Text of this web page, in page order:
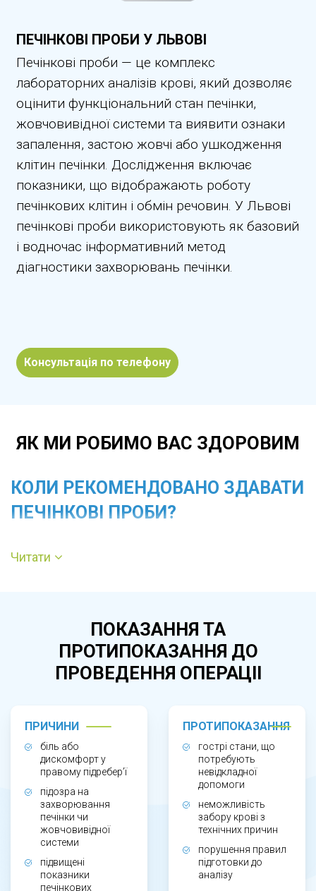
ПЕЧІНКОВІ ПРОБИ У ЛЬВОВІ
Печінкові проби — це комплекс
лабораторних аналізів крові, який дозволяє
оцінити функціональний стан печінки,
жовчовивідної системи та виявити ознаки
запалення, застою жовчі або ушкодження
клітин печінки. Дослідження включає
показники, що відображають роботу
печінкових клітин і обмін речовин. У Львові
печінкові проби використовують як базовий
і водночас інформативний метод
діагностики захворювань печінки.
Консультація по телефону
ЯК МИ РОБИМО ВАС ЗДОРОВИМ
КОЛИ РЕКОМЕНДОВАНО ЗДАВАТИ
ПЕЧІНКОВІ ПРОБИ?
Обстеження призначають при болю або
підозрі на гепатит, стеатотичну хворобу
печінки, холецистит, жовчно-кам’яну хворобу,
а також для контролю стану печінки на фоні
ЯК ПРОВОДЯТЬСЯ ПЕЧІНКОВІ ПРОБИ?
Для дослідження беруть венозну кров,
зазвичай натще. Аналіз не потребує складної
підготовки, однак лікар може надати
рекомендації щодо харчування або
тимчасового обмеження прийому окремих
Читати
ПОКАЗАННЯ ТА
ПРОТИПОКАЗАННЯ ДО
ПРОВЕДЕННЯ ОПЕРАЦІІ
ПРИЧИНИ
біль або
дискомфорт у
правому підребер’ї
підозра на
захворювання
печінки чи
жовчовивідної
системи
підвищені
показники
печінкових
ПРОТИПОКАЗАННЯ
гострі стани, що
потребують
невідкладної
допомоги
неможливість
забору крові з
технічних причин
порушення правил
підготовки до
аналізу